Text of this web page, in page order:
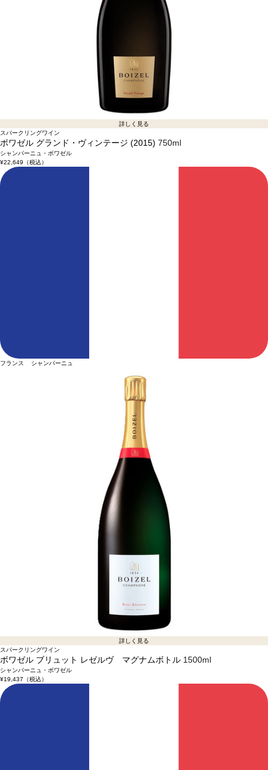
詳しく見る
スパークリングワイン
ボワゼル グランド・ヴィンテージ (2015) 750ml
シャンパーニュ・ボワゼル
¥22,649 （税込）
フランス シャンパーニュ
詳しく見る
スパークリングワイン
ボワゼル ブリュット レゼルヴ マグナムボトル 1500ml
シャンパーニュ・ボワゼル
¥19,437 （税込）